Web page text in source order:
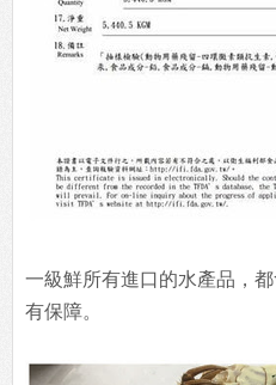
一級鮮所有進口的水產品，
有保障。